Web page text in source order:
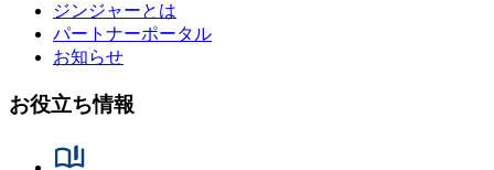
ジンジャーとは
パートナーポータル
お知らせ
お役立ち情報